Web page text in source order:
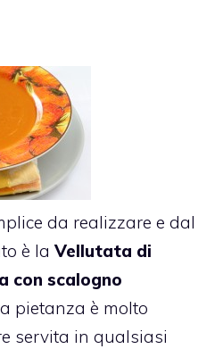
da realizzare e dal
è laVellutata di
con scalogno
pietanza è molto
servita in qualsiasi